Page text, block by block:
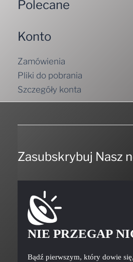
Polecane
Konto
Zamówienia
Pliki do pobrania
Szczegóły konta
Zasubskrybuj Nasz
NIE PRZEGAP
Bądź pierwszym, który dowie